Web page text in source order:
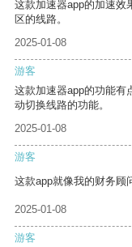
这款加速器app的加速效
区的线路。
2025-01-08
游客
这款加速器app的功能有
动切换线路的功能。
2025-01-08
游客
这款app就像我的财务顾
2025-01-08
游客